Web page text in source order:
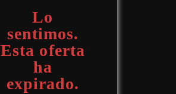
Lo
sentimos.
Esta oferta
ha
expirado.